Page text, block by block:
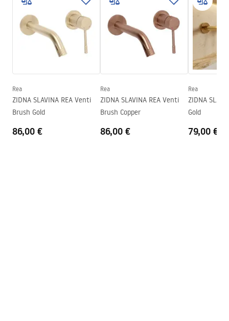
Debljina stakla
6 mm
Visina vrata za tuširanje
200
Širina ulaza
50 cm
Profilni materijal
Smjer otvaranja
Premaz Easy Clean
Da, na jednoj strani stakla.
Prilagodba na profilima
2 cm
Instrukcja Drzwi Montana.pdf
Rea
ZIDNA SLAVINA REA Venti
Brush Gold
86,00 €
Rea
ZIDNA SLAVINA REA Venti
Brush Copper
86,00 €
Rea
ZIDNA SLAVINA REA
Gold
79,00 €